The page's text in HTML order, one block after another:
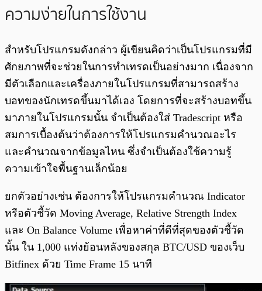
ความง่ายในการใช้งาน
สำหรับโปรแกรมดังกล่าว ผู้เขียนคิดว่าเป็นโปรแกรมที่มี
ศักยภาพที่จะช่วยในการทำเทรดเป็นอย่างมาก เนื่องจาก
มีตัวเลือกและเครื่องภายในโปรแกรมที่สามารถสร้าง
บอทของนักเทรดขึ้นมาได้เอง โดยการที่จะสร้างบอทขึ้น
มาภายในโปรแกรมนั้น จำเป็นต้องใส่ Tradescript หรือ
สมการเบื้องต้นว่าต้องการให้โปรแกรมคำนวณอะไร
และคำนวณจากข้อมูลไหน ซึ่งจำเป็นต้องใช้ความรู้
ความเข้าใจพื้นฐานเล็กน้อย
ยกตัวอย่างเช่น ต้องการให้โปรแกรมคำนวณ Indicator
หรือตัวชี้วัด Moving Average, Relative Strength Index
และ On Balance Volume เพื่อหาค่าที่ดีที่สุดของตัวชี้วัด
นั้น ใน 1,000 แท่งย้อนหลังของสกุล BTC/USD ของเว็บ
Bitfinex ด้วย Time Frame 15 นาที